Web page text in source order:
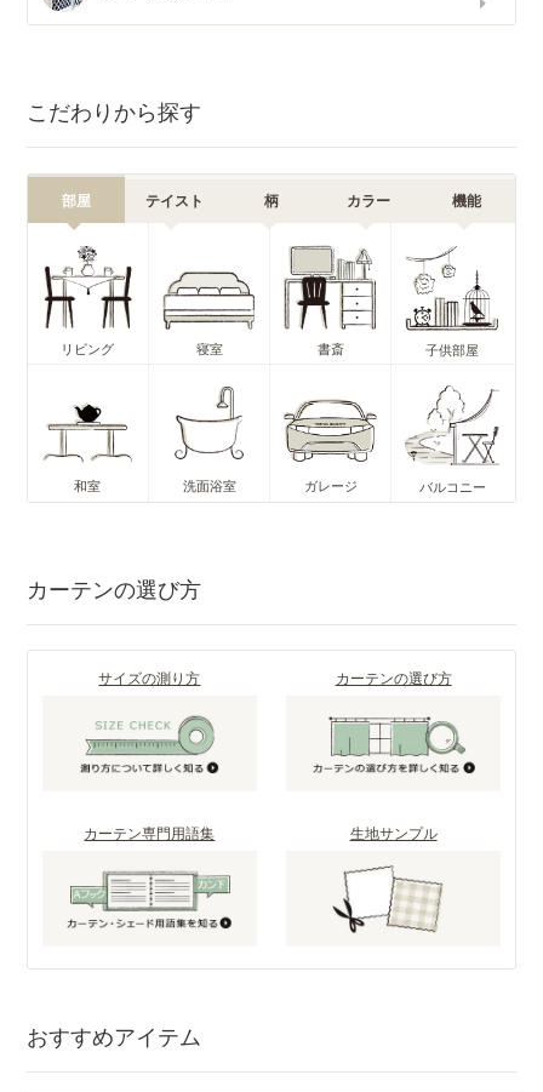
こだわりから探す
部屋 テイスト 柄 カラー 機能
リビング 寝室 書斎 子供部屋
和室 洗面浴室 ガレージ バルコニー
カーテンの選び方
サイズの測り方 カーテンの選び方
カーテン専門用語集 生地サンプル
おすすめアイテム